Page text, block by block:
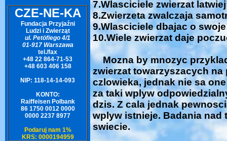
CZE-NE-KA
Fundacja Przyjaźni
Ludzi i Zwierząt
ul. Petöfiego 4/1
01-917 Warszawa
tel./fax
+48 22 864-71-53
+48 603 406 158
NIP: 118-14-14-093
KONTO:
Raiffeisen Polbank
86 1750 0012 0000
0000 2237 8977
Podaruj nam 1%
KRS: 0000194959
7.Wlasciciele zwierzat
8.Zwierzeta zwalczaja
9.Wlasciciele dbajac o
10.Wiele zwierzat daje
Mozna by mnozyc
zwierzat towarzyszacych
czlowieka, jednak nie sa
za taki wplyw
dzis. Z cala jednak
wplyw istnieje. Badania nad
swiecie.